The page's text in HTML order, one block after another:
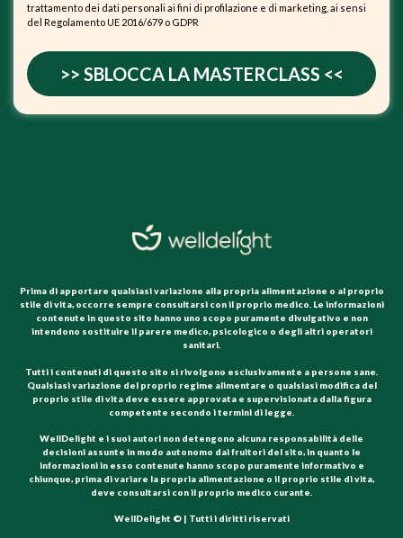
trattamento dei dati personali ai fini di profilazione e di marketing, ai sensi
del Regolamento UE 2016/679 o GDPR
>> SBLOCCA LA MASTERCLASS <<
Prima di apportare qualsiasi variazione alla propria alimentazione o al proprio
stile di vita, occorre sempre consultarsi con il proprio medico. Le informazioni
contenute in questo sito hanno uno scopo puramente divulgativo e non
intendono sostituire il parere medico, psicologico o degli altri operatori
sanitari.
Tutti i contenuti di questo sito si rivolgono esclusivamente a persone sane.
Qualsiasi variazione del proprio regime alimentare o qualsiasi modifica del
proprio stile di vita deve essere approvata e supervisionata dalla figura
competente secondo i termini di legge.
WellDelight e i suoi autori non detengono alcuna responsabilità delle
decisioni assunte in modo autonomo dai fruitori del sito, in quanto le
informazioni in esso contenute hanno scopo puramente informativo e
chiunque, prima di variare la propria alimentazione o il proprio stile di vita,
deve consultarsi con il proprio medico curante.
WellDelight © | Tutti i diritti riservati